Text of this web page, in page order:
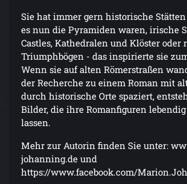
Sie hat immer gern historische
es nun die Pyramiden waren, irische
Castles, Kathedralen und Klöster oder
Triumphbögen - das inspirierte sie
Wenn sie auf alten Römerstraßen
der Recherche zu einem Roman mit
durch historische Orte spaziert,
Bilder, die ihre Romanfiguren
lassen.
Mehr zur Autorin finden Sie unter:
johanning.de und
https://www.facebook.com/